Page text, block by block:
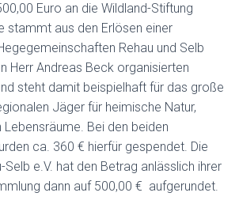
Euro an die Wildland-Stiftung
stammt aus den Erlösen einer
Rehau und Selb
Herr Andreas Beck organisierten
steht damit beispielhaft für das große
Jäger für heimische Natur,
Lebensräume. Bei den beiden
ca. 360 € hierfür gespendet. Die
e.V. hat den Betrag anlässlich ihrer
dann auf 500,00 € aufgerundet.